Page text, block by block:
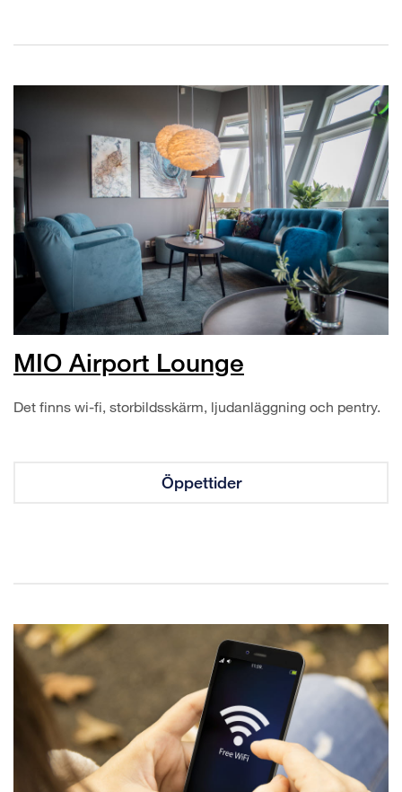
MIO Airport Lounge
Det finns wi-fi, storbildsskärm, ljudanläggning och pentry.
Öppettider